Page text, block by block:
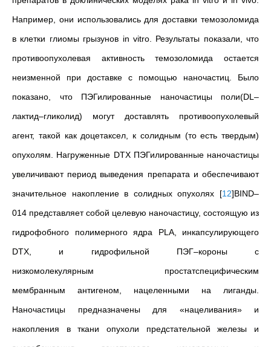
Например, они использовались для доставки темозоломида
в клетки глиомы грызунов in vitro. Результаты показали, что
противоопухолевая активность темозоломида остается
неизменной при доставке с помощью наночастиц. Было
показано, что ПЭГилированные наночастицы поли(DL–
лактид–гликолид) могут доставлять противоопухолевый
агент, такой как доцетаксел, к солидным (то есть твердым)
опухолям. Нагруженные DTX ПЭГилированные наночастицы
увеличивают период выведения препарата и обеспечивают
значительное накопление в солидных опухолях [12]BIND–
014 представляет собой целевую наночастицу, состоящую из
гидрофобного полимерного ядра PLA, инкапсулирующего
DTX, и гидрофильной ПЭГ–короны с
низкомолекулярным простатспецифическим
мембранным
антигеном , нацеленными на лиганды.
Наночастицы предназначены для «нацеливания» и
накопления в ткани опухоли предстательной железы и